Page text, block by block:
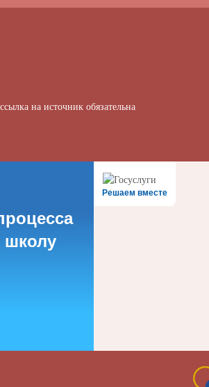
на источник обязательна
Решаем вместе
школу